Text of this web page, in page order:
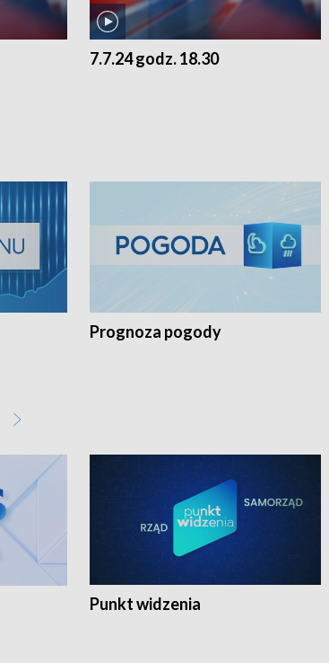
7.7.24 godz. 18.30
Prognoza pogody
Punkt widzenia